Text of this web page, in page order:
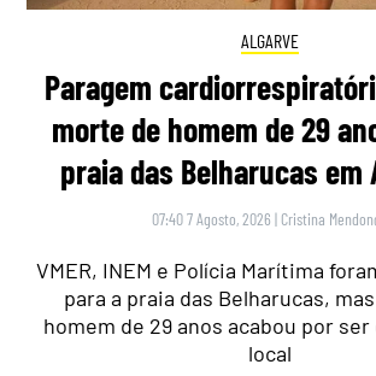
ALGARVE
Paragem
morte de homem de 29
praia das Belharucas em
07:40 7 Agosto, 2026 | Cristina
VMER, INEM e Polícia Marítima
para a praia das Belharucas,
homem de 29 anos acabou por
local